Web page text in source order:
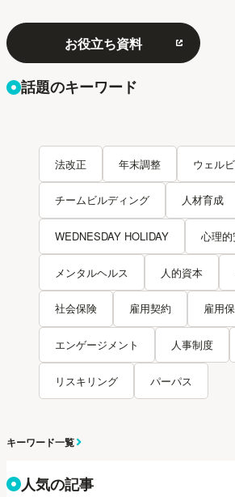
お役立ち資料
話題のキーワード
法改正 年末調整 ウェル
チームビルディング 人材育成
WEDNESDAY HOLIDAY 心理
メンタルヘルス 人的資本
社会保険 雇用契約 雇用
エンゲージメント 人事制度
リスキリング パーパス
キーワード一覧
人気の記事